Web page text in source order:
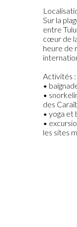
Sur la
entre
cœur de
heure de
Activités :
•
•
des
• yoga et
•
les sites